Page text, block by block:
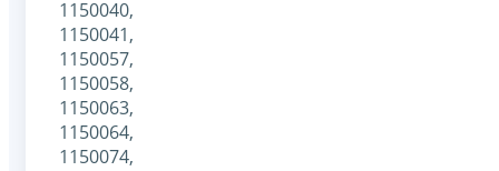
1150040,
1150041,
1150057,
1150058,
1150063,
1150064,
1150074,